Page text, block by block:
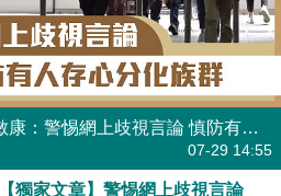
【短片】【有聲專欄】顧敏康：警惕網上歧視言論 慎防有人存心分化族群
07-29 14:55
【獨家文章】警惕網上歧視言論